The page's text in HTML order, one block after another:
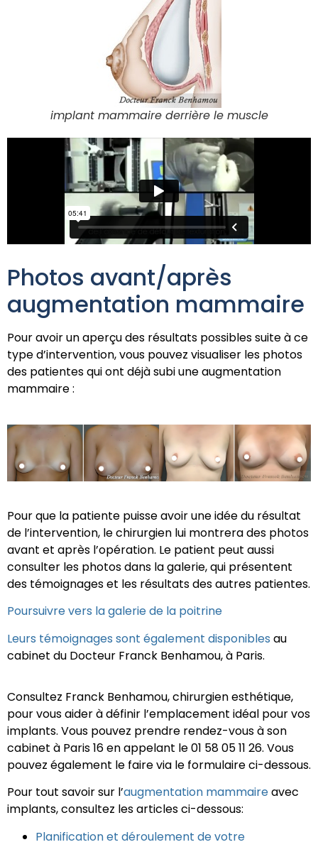
implant mammaire derrière le muscle
Photos avant/après
augmentation mammaire
Pour avoir un aperçu des résultats possibles suite à ce
type d’intervention, vous pouvez visualiser les photos
des patientes qui ont déjà subi une augmentation
mammaire :
Pour que la patiente puisse avoir une idée du résultat
de l’intervention, le chirurgien lui montrera des photos
avant et après l’opération. Le patient peut aussi
consulter les photos dans la galerie, qui présentent
des témoignages et les résultats des autres patientes.
Poursuivre vers la galerie de la poitrine
Leurs témoignages sont également disponibles au
cabinet du Docteur Franck Benhamou, à Paris.
Consultez Franck Benhamou, chirurgien esthétique,
pour vous aider à définir l’emplacement idéal pour vos
implants. Vous pouvez prendre rendez-vous à son
cabinet à Paris 16 en appelant le 01 58 05 11 26. Vous
pouvez également le faire via le formulaire ci-dessous.
Pour tout savoir sur l’augmentation mammaireavec
implants, consultez les articles ci-dessous:
Planification et déroulement de votre